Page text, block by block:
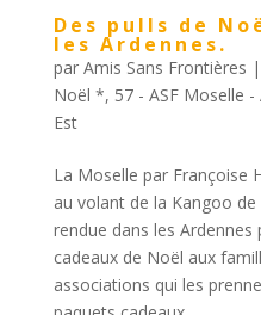
Des pulls de
les Ardennes.
par Amis Sans Frontières |
Noël *, 57 - ASF Moselle
Est
La Moselle par Françoise
au volant de la Kangoo de
rendue dans les
cadeaux de Noël aux
associations qui les